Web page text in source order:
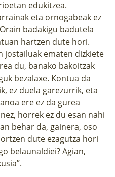
edukitzea.
eta ornogabeak ez
badakigu badutela
hartzen dute hori.
jostailuak ematen dizkiete
du, banako bakoitzak
bezalaxe. Kontua da
ez duela garezurrik, eta
ere ez da gurea
horrek ez du esan nahi
behar da, gainera, oso
dute ezagutza hori
belaunaldiei? Agian,